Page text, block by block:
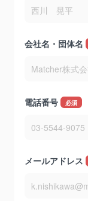
会社名・団体名
電話番号
メールアドレス